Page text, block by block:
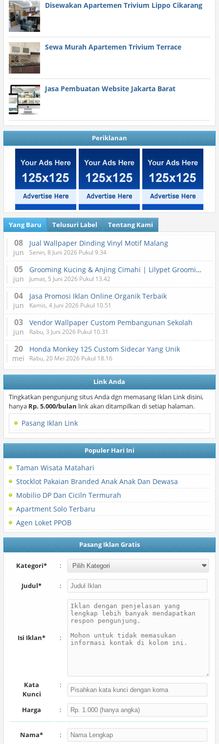
Disewakan Apartemen Trivium Lippo Cikarang
Sewa Murah Apartemen Trivium Terrace
Jasa Pembuatan Website Jakarta Barat
Periklanan
Yang Baru Telusuri Label Tentang Kami
08
jun
Jual Wallpaper Dinding Vinyl Motif Malang
Senin, 8 Juni 2026 Pukul 9.34
05
jun
Grooming Kucing & Anjing Cimahi | Lilypet Grooming & Pet Hotel
Jumat, 5 Juni 2026 Pukul 13.42
04
jun
Jasa Promosi Iklan Online Organik Terbaik
Kamis, 4 Juni 2026 Pukul 10.51
03
jun
Vendor Wallpaper Custom Pembangunan Sekolah
Rabu, 3 Juni 2026 Pukul 10.31
20
mei
Honda Monkey 125 Custom Sidecar Yang Unik
Rabu, 20 Mei 2026 Pukul 18.16
Link Anda
Tingkatkan pengunjung situs Anda dgn memasang Iklan Link disini,
hanya Rp. 5.000/bulan link akan ditampilkan di setiap halaman.
Pasang Iklan Link
Populer Hari Ini
Taman Wisata Matahari
Stocklot Pakaian Branded Anak Anak Dan Dewasa
Mobilio DP Dan Ciciln Termurah
Apartment Solo Terbaru
Agen Loket PPOB
Pasang Iklan Gratis
Kategori* :
Judul* :
Isi Iklan* :
Kata
Kunci
:
Harga :
Nama* :